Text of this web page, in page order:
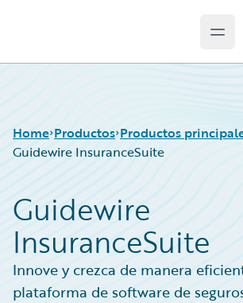
Home Productos
Productos principales
Guidewire Technology
Guidewire Solutions
Services
Productos
Guidewire InsuranceSuite
Guidewire InsuranceSuite
Guidewire
InsuranceSuite
Innove y crezca de manera
plataforma de software de